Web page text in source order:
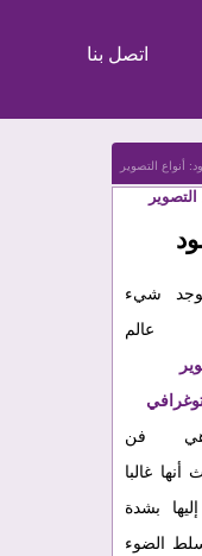
اتصل بنا
أنواع التصوير
شيء
عالم
فن
غالبا
بشدة
الضوء